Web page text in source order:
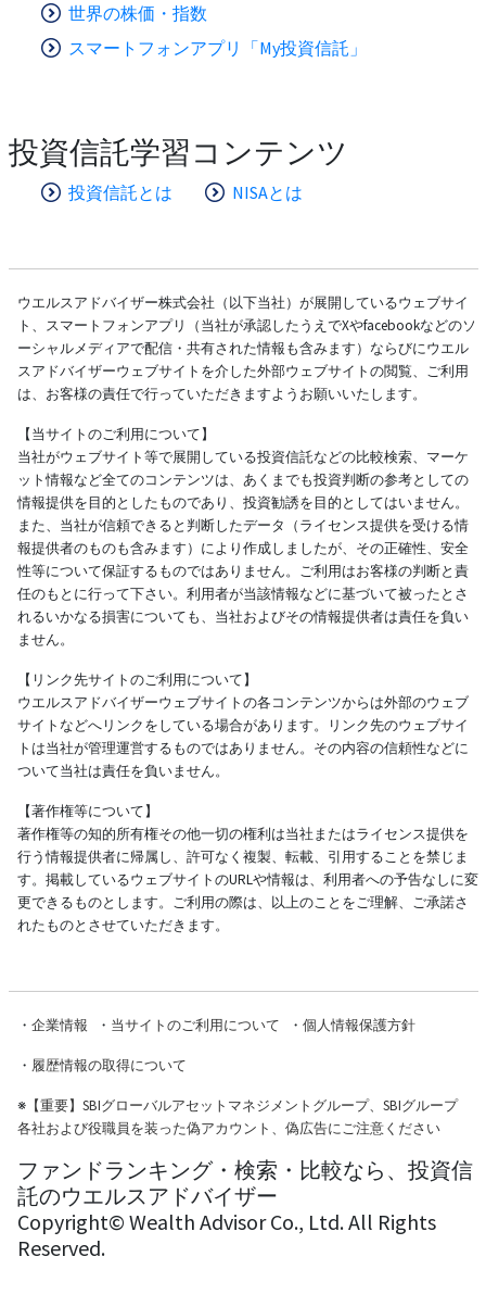
世界の株価・指数
スマートフォンアプリ「My投資信託」
投資信託学習コンテンツ
投資信託とは NISAとは
ウエルスアドバイザー株式会社（以下当社）が展開しているウェブサイ
ト、スマートフォンアプリ（当社が承認したうえでXやfacebookなどのソ
ーシャルメディアで配信・共有された情報も含みます）ならびにウエル
スアドバイザーウェブサイトを介した外部ウェブサイトの閲覧、ご利用
は、お客様の責任で行っていただきますようお願いいたします。
【当サイトのご利用について】
当社がウェブサイト等で展開している投資信託などの比較検索、マーケ
ット情報など全てのコンテンツは、あくまでも投資判断の参考としての
情報提供を目的としたものであり、投資勧誘を目的としてはいません。
また、当社が信頼できると判断したデータ（ライセンス提供を受ける情
報提供者のものも含みます）により作成しましたが、その正確性、安全
性等について保証するものではありません。ご利用はお客様の判断と責
任のもとに行って下さい。利用者が当該情報などに基づいて被ったとさ
れるいかなる損害についても、当社およびその情報提供者は責任を負い
ません。
【リンク先サイトのご利用について】
ウエルスアドバイザーウェブサイトの各コンテンツからは外部のウェブ
サイトなどへリンクをしている場合があります。リンク先のウェブサイ
トは当社が管理運営するものではありません。その内容の信頼性などに
ついて当社は責任を負いません。
【著作権等について】
著作権等の知的所有権その他一切の権利は当社またはライセンス提供を
行う情報提供者に帰属し、許可なく複製、転載、引用することを禁じま
す。掲載しているウェブサイトのURLや情報は、利用者への予告なしに変
更できるものとします。ご利用の際は、以上のことをご理解、ご承諾さ
れたものとさせていただきます。
・ 企業情報 ・ 当サイトのご利用について ・ 個人情報保護方針
・ 履歴情報の取得について
※【重要】SBIグローバルアセットマネジメントグループ、SBIグループ
各社および役職員を装った偽アカウント、偽広告にご注意ください
ファンドランキング・検索・比較なら、投資信
託のウエルスアドバイザー
Copyright© Wealth Advisor Co., Ltd. All Rights
Reserved.